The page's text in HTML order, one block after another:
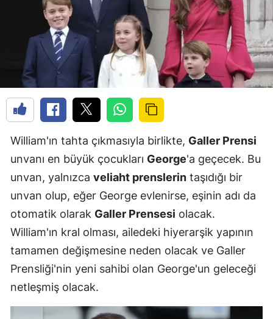
William'ın tahta çıkmasıyla birlikte, Galler Prensi
unvanı en büyük çocukları George'a geçecek. Bu
unvan, yalnızca veliaht prenslerin taşıdığı bir
unvan olup, eğer George evlenirse, eşinin adı da
otomatik olarak Galler Prensesi olacak.
William'ın kral olması, ailedeki hiyerarşik yapının
tamamen değişmesine neden olacak ve Galler
Prensliği'nin yeni sahibi olan George'un geleceği
netleşmiş olacak.